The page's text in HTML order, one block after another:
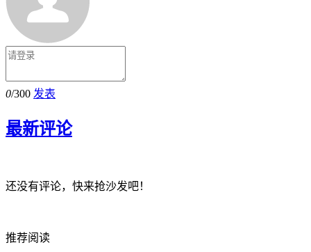
0/300 发表
最新评论
还没有评论，快来抢沙发吧！
推荐阅读